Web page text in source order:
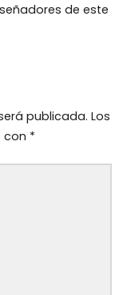
de este
publicada. Los
con *